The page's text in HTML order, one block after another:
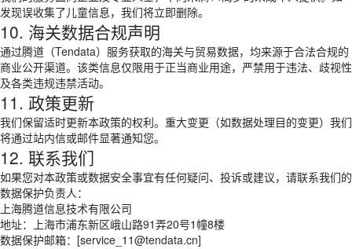
发现误收集了儿童信息，我们将立即删除。
10. 海关数据合规声明
通过腾道（Tendata）服务获取的海关与贸易数据，均来源于合法合规的
商业公开渠道。该类信息仅限用于正当商业用途，严禁用于违法、歧视性
及各类违规违禁活动。
11. 政策更新
我们保留适时更新本政策的权利。重大变更（如数据处理目的变更）我们
将通过站内信或邮件显著通知您。
12. 联系我们
如果您对本政策或数据安全事宜有任何疑问、投诉或建议，请联系我们的
数据保护负责人：
上海腾道信息技术有限公司
地址：上海市浦东新区峨山路91弄20号1幢8楼
数据保护邮箱：[service_11@tendata.cn]